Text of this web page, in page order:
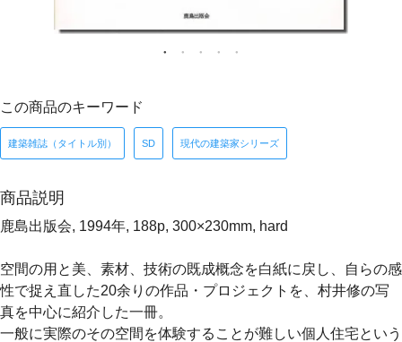
この商品のキーワード
建築雑誌（タイトル別） SD 現代の建築家シリーズ
商品説明
鹿島出版会, 1994年, 188p, 300×230mm, hard
空間の用と美、素材、技術の既成概念を白紙に戻し、自らの感
性で捉え直した20余りの作品・プロジェクトを、村井修の写
真を中心に紹介した一冊。
一般に実際のその空間を体験することが難しい個人住宅という